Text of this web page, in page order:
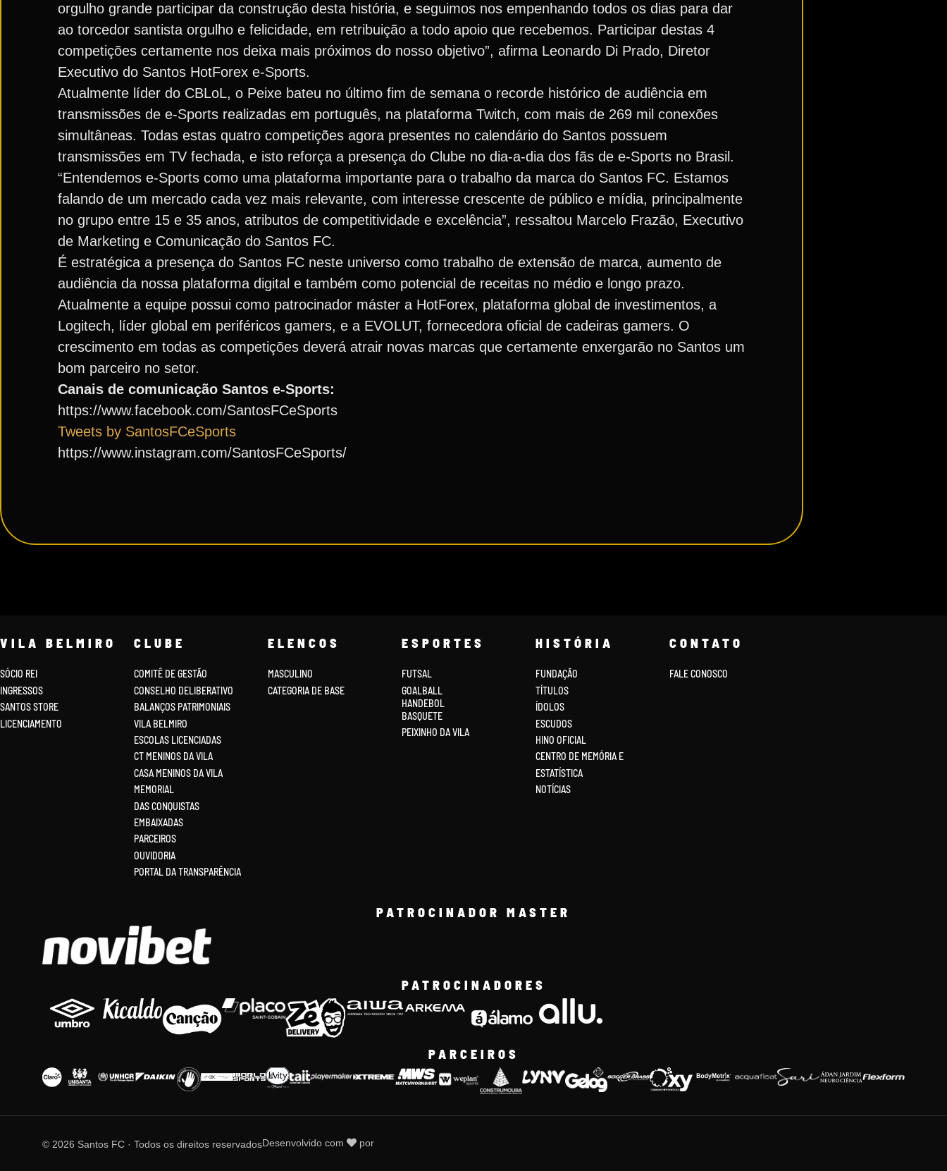
orgulho grande participar da construção desta história, e seguimos nos empenhando todos os dias para dar
ao torcedor santista orgulho e felicidade, em retribuição a todo apoio que recebemos. Participar destas 4
competições certamente nos deixa mais próximos do nosso objetivo”, afirma Leonardo Di Prado, Diretor
Executivo do Santos HotForex e-Sports.
Atualmente líder do CBLoL, o Peixe bateu no último fim de semana o recorde histórico de audiência em
transmissões de e-Sports realizadas em português, na plataforma Twitch, com mais de 269 mil conexões
simultâneas. Todas estas quatro competições agora presentes no calendário do Santos possuem
transmissões em TV fechada, e isto reforça a presença do Clube no dia-a-dia dos fãs de e-Sports no Brasil.
“Entendemos e-Sports como uma plataforma importante para o trabalho da marca do Santos FC. Estamos
falando de um mercado cada vez mais relevante, com interesse crescente de público e mídia, principalmente
no grupo entre 15 e 35 anos, atributos de competitividade e excelência”, ressaltou Marcelo Frazão, Executivo
de Marketing e Comunicação do Santos FC.
É estratégica a presença do Santos FC neste universo como trabalho de extensão de marca, aumento de
audiência da nossa plataforma digital e também como potencial de receitas no médio e longo prazo.
Atualmente a equipe possui como patrocinador máster a HotForex, plataforma global de investimentos, a
Logitech, líder global em periféricos gamers, e a EVOLUT, fornecedora oficial de cadeiras gamers. O
crescimento em todas as competições deverá atrair novas marcas que certamente enxergarão no Santos um
bom parceiro no setor.
Canais de comunicação Santos e-Sports:
https://www.facebook.com/SantosFCeSports
Tweets by SantosFCeSports
https://www.instagram.com/SantosFCeSports/
VILA BELMIRO
SÓCIO REI
INGRESSOS
SANTOS STORE
LICENCIAMENTO
CLUBE
COMITÊ DE GESTÃO
CONSELHO DELIBERATIVO
BALANÇOS PATRIMONIAIS
VILA BELMIRO
ESCOLAS LICENCIADAS
CT MENINOS DA VILA
CASA MENINOS DA VILA
MEMORIAL
DAS CONQUISTAS
EMBAIXADAS
PARCEIROS
OUVIDORIA
PORTAL DA TRANSPARÊNCIA
ELENCOS
MASCULINO
CATEGORIA DE BASE
ESPORTES
FUTSAL
GOALBALL
HANDEBOL
BASQUETE
PEIXINHO DA VILA
HISTÓRIA
FUNDAÇÃO
TÍTULOS
ÍDOLOS
ESCUDOS
HINO OFICIAL
CENTRO DE MEMÓRIA E
ESTATÍSTICA
NOTÍCIAS
CONTATO
FALE CONOSCO
PATROCINADOR MASTER
PATROCINADORES
PARCEIROS
© 2026 Santos FC · Todos os direitos reservadosDesenvolvido com por